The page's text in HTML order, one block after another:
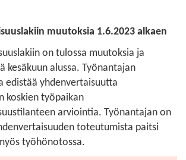
muutoksia 1.6.2023 alkaen
on tulossa muutoksia ja
kesäkuun alussa. Työnantajan
edistää yhdenvertaisuutta
koskien työpaikan
arviointia. Työnantajan on
toteutumista paitsi
työhönotossa.